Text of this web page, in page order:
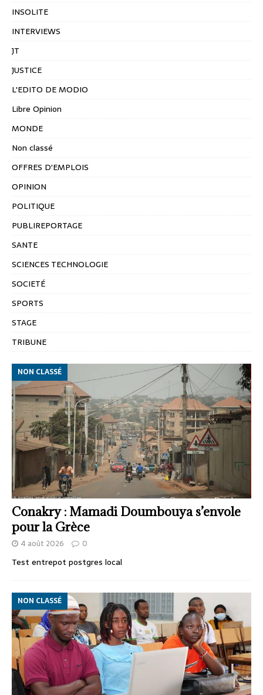
INSOLITE
INTERVIEWS
JT
JUSTICE
L'EDITO DE MODIO
Libre Opinion
MONDE
Non classé
OFFRES D'EMPLOIS
OPINION
POLITIQUE
PUBLIREPORTAGE
SANTE
SCIENCES TECHNOLOGIE
SOCIETÉ
SPORTS
STAGE
TRIBUNE
Conakry : Mamadi Doumbouya s’envole
pour la Grèce
NON CLASSÉ
4 août 2026 0
Test entrepot postgres local
NON CLASSÉ